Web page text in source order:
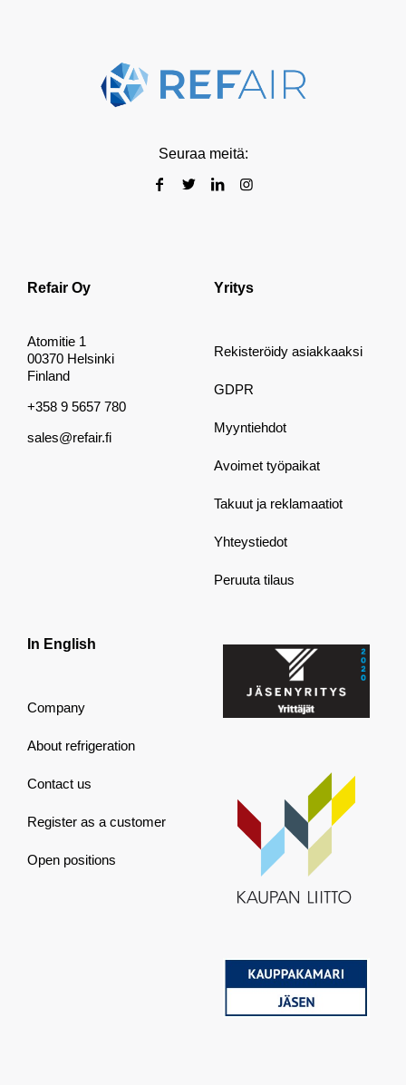
Seuraa meitä:
Refair Oy
Atomitie 1
00370 Helsinki
Finland
+358 9 5657 780
sales@refair.fi
Yritys
Rekisteröidy asiakkaaksi
GDPR
Myyntiehdot
Avoimet työpaikat
Takuut ja reklamaatiot
Yhteystiedot
Peruuta tilaus
In English
Company
About refrigeration
Contact us
Register as a customer
Open positions